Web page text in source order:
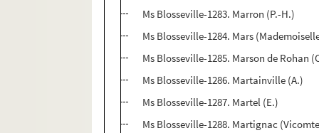
Ms Blosseville-1283. Marron (P.-H.)
Ms Blosseville-1284. Mars
Ms Blosseville-1285. Marson de Rohan
Ms Blosseville-1286. Martainville (A.)
Ms Blosseville-1287. Martel (E.)
Ms Blosseville-1288. Martignac